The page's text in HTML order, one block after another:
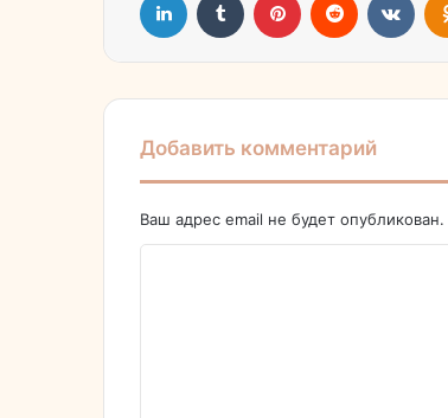
Добавить комментарий
Ваш адрес email не будет опубликован.